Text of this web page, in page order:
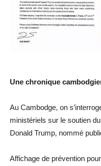
Une chronique
Au Cambodge, on
ministériels sur le soutien
Donald Trump, nommé
Affichage de prévention